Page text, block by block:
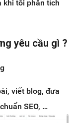
khi tôi phân tích
yêu cầu gì ?
viết blog, đưa
SEO, …